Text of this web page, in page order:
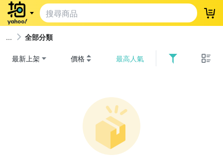
登
全部分類
最新上架 價格 最高人氣